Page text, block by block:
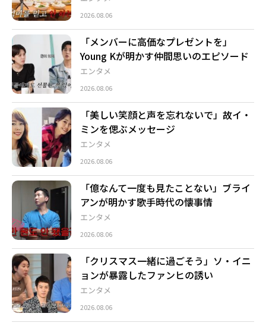
2026.08.06
エンタメ
「メンバーに高価なプレゼントを」
Young Kが明かす仲間思いのエピソード
2026.08.06
エンタメ
「美しい笑顔と声を忘れないで」故イ・
ミンを偲ぶメッセージ
2026.08.06
エンタメ
「億なんて一度も見たことない」ブライ
アンが明かす歌手時代の懐事情
2026.08.06
エンタメ
「クリスマス一緒に過ごそう」ソ・イニ
ョンが暴露したファンヒの誘い
2026.08.06